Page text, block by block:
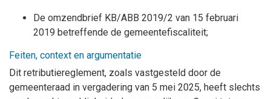
De omzendbrief KB/ABB 2019/2 van 15 februari
2019 betreffende de gemeentefiscaliteit;
Feiten, context en argumentatie
Dit retributiereglement, zoals vastgesteld door de
gemeenteraad in vergadering van 5 mei 2025, heeft slechts